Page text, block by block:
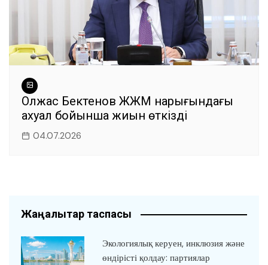
Олжас Бектенов ЖЖМ нарығындағы
ахуал бойынша жиын өткізді
04.07.2026
Жаңалықтар таспасы
Экологиялық керуен, инклюзия және
өндірісті қолдау: партиялар